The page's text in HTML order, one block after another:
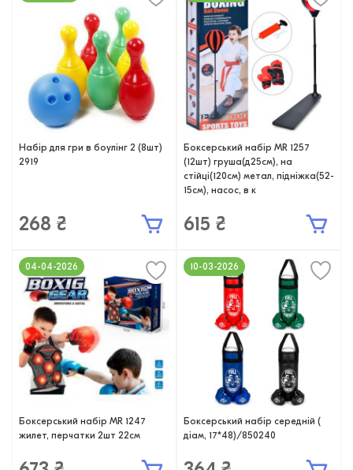
Набір для гри в боулінг 2 (8шт)
2919
268 ₴
Боксерський набір MR 1257
(12шт) груша(д25см), на
стійці(120см) метал, підніжка(52-
15см), насос, в к
615 ₴
Боксерський набір MR 1247
жилет, перчатки 2шт 22см
04-04-2026
Боксерський набір середній (
діам, 17*48)/850240
10-03-2026